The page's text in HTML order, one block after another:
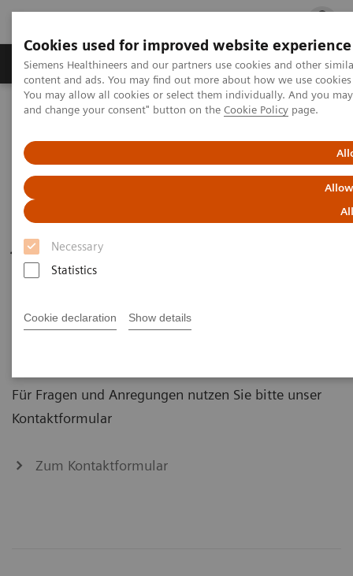
Cookies used for improved website experience
Siemens Healthineers and our partners use cookies and other
content and ads. You may find out more about how we use
You may allow all cookies or select them individually. And you
and change your consent" button on the Cookie Policy page.
Necessary
Statistics
Cookie declaration Show details
Fachbereiche Healthcare Management
Startseite Kontakt
Kontakt
Ihre Meinung, Ihre Fragen und Anregungen sind
für uns sehr wichtig. Kontaktieren Sie uns
jederzeit.
Für Fragen und Anregungen nutzen Sie bitte unser
Kontaktformular
Zum Kontaktformular